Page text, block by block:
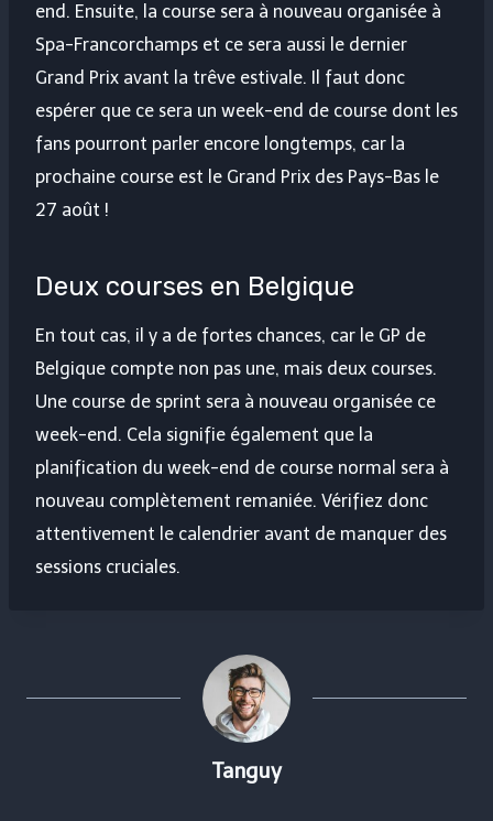
end. Ensuite, la course sera à nouveau organisée à
Spa-Francorchamps et ce sera aussi le dernier
Grand Prix avant la trêve estivale. Il faut donc
espérer que ce sera un week-end de course dont les
fans pourront parler encore longtemps, car la
prochaine course est le Grand Prix des Pays-Bas le
27 août !
Deux courses en Belgique
En tout cas, il y a de fortes chances, car le GP de
Belgique compte non pas une, mais deux courses.
Une course de sprint sera à nouveau organisée ce
week-end. Cela signifie également que la
planification du week-end de course normal sera à
nouveau complètement remaniée. Vérifiez donc
attentivement le calendrier avant de manquer des
sessions cruciales.
Tanguy